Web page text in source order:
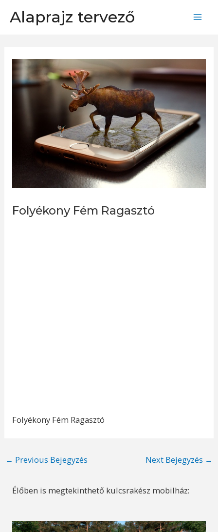
Alaprajz tervező
Folyékony Fém Ragasztó
Folyékony Fém Ragasztó
Post
← Previous Bejegyzés Next Bejegyzés →
Élőben is megtekinthető kulcsrakész mobilház: